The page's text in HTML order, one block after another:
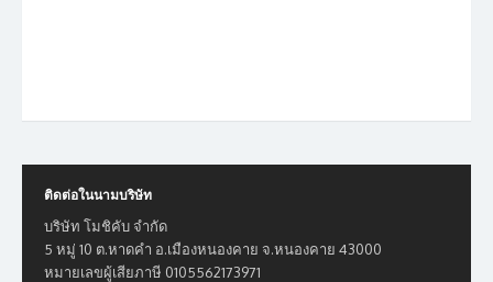
ติดต่อในนามบริษัท
บริษัท โมชิคับ จำกัด
5 หมู่ 10 ต.หาดคำ อ.เมืองหนองคาย จ.หนองคาย 43000
หมายเลขผู้เสียภาษี 0105562173971